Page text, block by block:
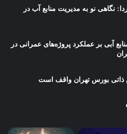
نگاهی نو به مدیریت منابع آب در
آبی بر عملکرد پروژه‌های عمرانی در
ذاتی بورس تهران واقف است